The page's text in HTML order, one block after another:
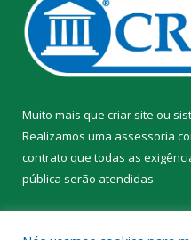
Muito mais que criar site ou
Realizamos uma assessoria
contrato que todas as
pública serão atendidas.